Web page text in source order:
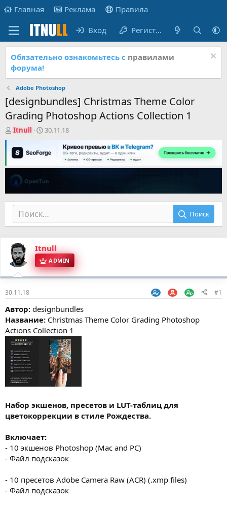
Главная Реклама Правила
Вход Регистрация
Обязательно ознакомьтесь с правилами
форума!
Adobe Photoshop
[designbundles] Christmas Theme Color
Grading Photoshop Actions Collection 1
А
т
о
р
т
е
м
ы
Itnull
Д
а
н
ч
а
л
30.11.18
Поиск
Itnull
ADMIN
30.11.18 #1
Автор: designbundles
Название: Christmas Theme Color Grading Photoshop
Actions Collection 1
Набор экшенов, пресетов и LUT-таблиц для
цветокоррекции в стиле Рождества.
Включает:
- 10 экшенов Photoshop (Mac and PC)
- Файл подсказок
- 10 пресетов Adobe Camera Raw (ACR) (.xmp files)
- Файл подсказок